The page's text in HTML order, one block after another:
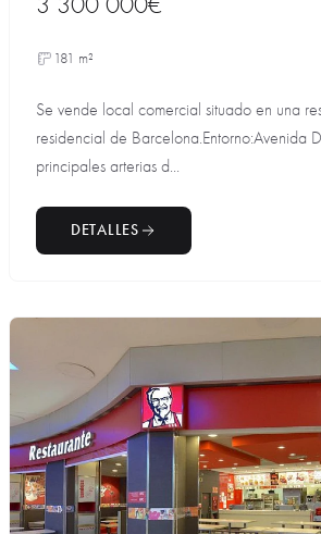
181 m²
Se vende local comercial situado en una
residencial de Barcelona.Entorno:Avenida
principales arterias d...
DETALLES